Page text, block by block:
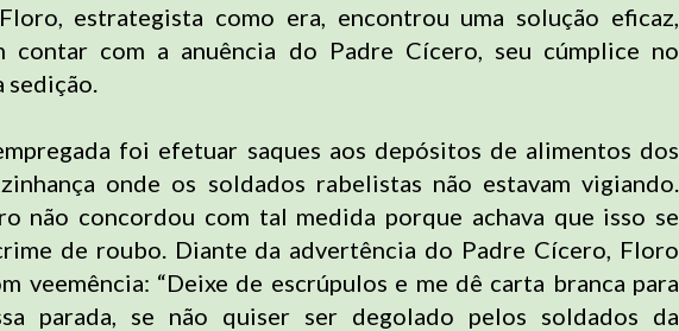
estrategista como era, encontrou uma solução eficaz,
contar com a anuência do Padre Cícero, seu cúmplice no
sedição.
foi efetuar saques aos depósitos de alimentos dos
onde os soldados rabelistas não estavam vigiando.
não concordou com tal medida porque achava que isso se
de roubo. Diante da advertência do Padre Cícero, Floro
veemência: “Deixe de escrúpulos e me dê carta branca para
parada, se não quiser ser degolado pelos soldados da